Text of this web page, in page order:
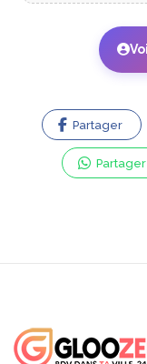
Partager
Partager